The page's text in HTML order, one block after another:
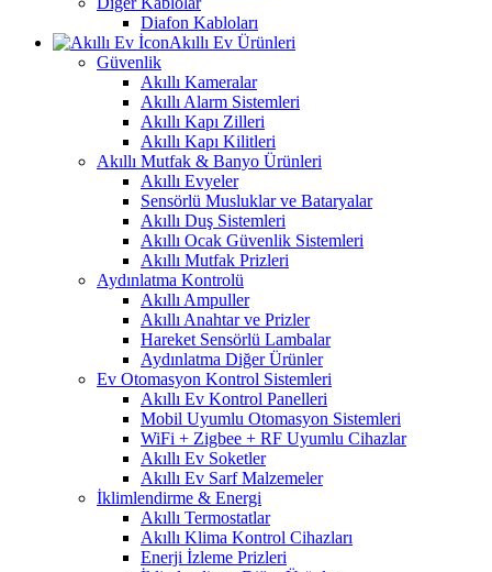
Diafon Kabloları
Akıllı Ev Ürünleri
Güvenlik
Akıllı Kameralar
Akıllı Alarm Sistemleri
Akıllı Kapı Zilleri
Akıllı Kapı Kilitleri
Akıllı Mutfak & Banyo Ürünleri
Akıllı Evyeler
Sensörlü Musluklar ve Bataryalar
Akıllı Duş Sistemleri
Akıllı Ocak Güvenlik Sistemleri
Akıllı Mutfak Prizleri
Aydınlatma Kontrolü
Akıllı Ampuller
Akıllı Anahtar ve Prizler
Hareket Sensörlü Lambalar
Aydınlatma Diğer Ürünler
Ev Otomasyon Kontrol Sistemleri
Akıllı Ev Kontrol Panelleri
Mobil Uyumlu Otomasyon Sistemleri
WiFi + Zigbee + RF Uyumlu Cihazlar
Akıllı Ev Soketler
Akıllı Ev Sarf Malzemeler
İklimlendirme & Energi
Akıllı Termostatlar
Akıllı Klima Kontrol Cihazları
Enerji İzleme Prizleri